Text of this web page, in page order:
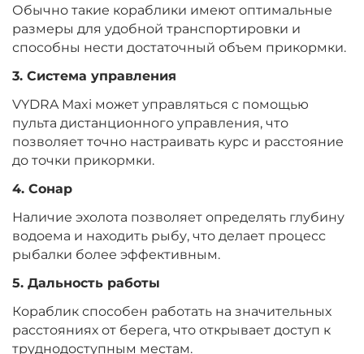
Обычно такие кораблики имеют оптимальные
размеры для удобной транспортировки и
способны нести достаточный объем прикормки.
3. Система управления
VYDRA Maxi может управляться с помощью
пульта дистанционного управления, что
позволяет точно настраивать курс и расстояние
до точки прикормки.
4. Сонар
Наличие эхолота позволяет определять глубину
водоема и находить рыбу, что делает процесс
рыбалки более эффективным.
5. Дальность работы
Кораблик способен работать на значительных
расстояниях от берега, что открывает доступ к
труднодоступным местам.